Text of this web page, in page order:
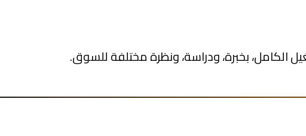
بخبرة، ودراسة، ونظرة مختلفة للسوق.